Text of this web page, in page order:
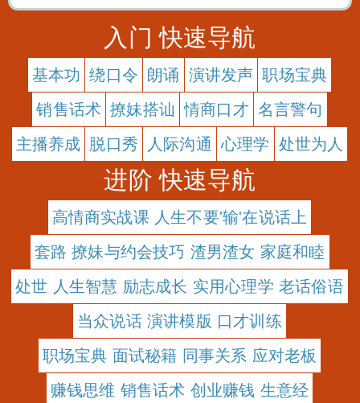
入门 快速导航
基本功 绕口令 朗诵 演讲发声 职场宝典
销售话术 撩妹搭讪 情商口才 名言警句
主播养成
脱口秀 人际沟通 心理学 处世为人
进阶 快速导航
高情商实战课 人生不要'输'在说话上
套路 撩妹与约会技巧 渣男渣女 家庭和睦
处世 人生智慧 励志成长 实用心理学 老话俗语
当众说话 演讲模版 口才训练
职场宝典 面试秘籍 同事关系 应对老板
赚钱思维 销售话术 创业赚钱 生意经